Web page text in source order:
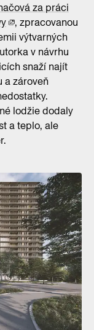
za práci
, zpracovanou
výtvarných
v návrhu
snaží najít
a zároveň
lodžie dodaly
a teplo, ale